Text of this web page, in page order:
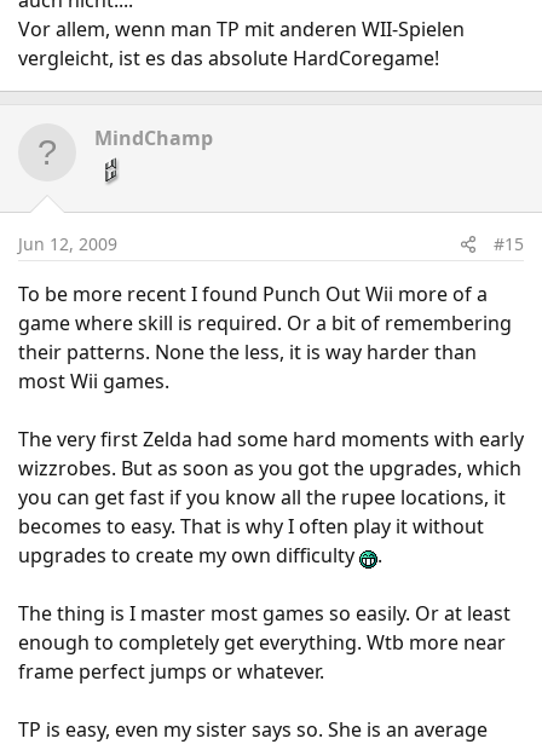
Vor allem, wenn man TP mit anderen WII-Spielen
vergleicht, ist es das absolute HardCoregame!
MindChamp
Jun 12, 2009 #15
To be more recent I found Punch Out Wii more of a
game where skill is required. Or a bit of remembering
their patterns. None the less, it is way harder than
most Wii games.
The very first Zelda had some hard moments with early
wizzrobes. But as soon as you got the upgrades, which
you can get fast if you know all the rupee locations, it
becomes to easy. That is why I often play it without
upgrades to create my own difficulty
.
The thing is I master most games so easily. Or at least
enough to completely get everything. Wtb more near
frame perfect jumps or whatever.
TP is easy, even my sister says so. She is an average